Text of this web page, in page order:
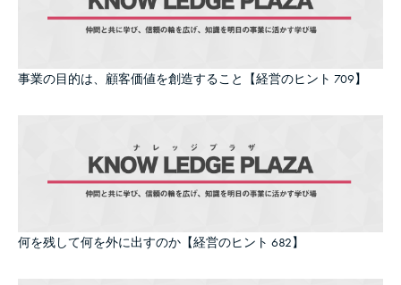
事業の目的は、顧客価値を創造すること【経営のヒント 709】
何を残して何を外に出すのか【経営のヒント 682】